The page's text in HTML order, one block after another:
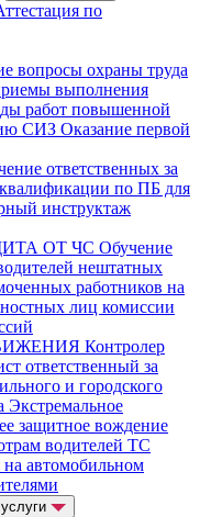
по
вопросы охраны труда
выполнения
работ повышенной
СИЗ Оказание первой
ответственных за
по ПБ для
инструктаж
ОТ ЧС Обучение
нештатных
работников на
лиц комиссии
Контролер
ответственный за
и городского
Экстремальное
защитное вождение
водителей ТС
автомобильном